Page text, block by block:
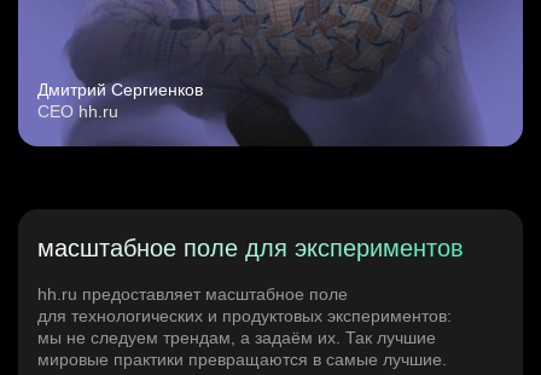
Дмитрий Сергиенков
CEO hh.ru
масштабное поле для экспериментов
hh.ru предоставляет масштабное поле
для технологических и продуктовых экспериментов:
мы не следуем трендам, а задаём их. Так лучшие
мировые практики превращаются в самые лучшие.